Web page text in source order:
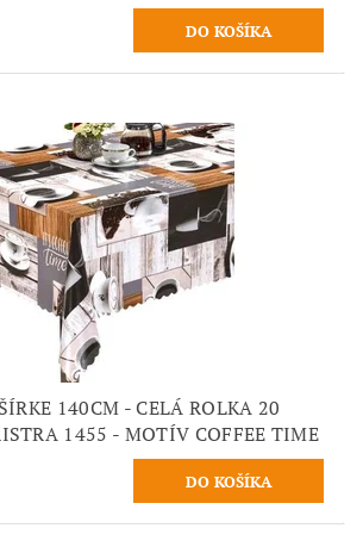
140CM - CELÁ ROLKA 20
1455 - MOTÍV COFFEE TIME